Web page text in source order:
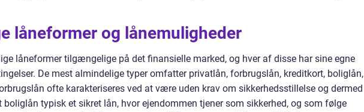
låneformer og lånemuligheder
låneformer tilgængelige på det finansielle marked, og hver af disse har sine egne
De mest almindelige typer omfatter privatlån, forbrugslån, kreditkort, boliglån,
ofte karakteriseres ved at være uden krav om sikkerhedsstillelse og dermed
boliglån typisk et sikret lån, hvor ejendommen tjener som sikkerhed, og som følge